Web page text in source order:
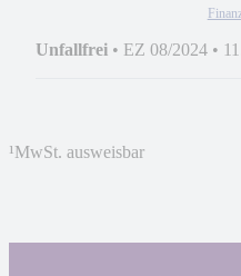
Unfallfrei • EZ 08/2024 •
¹MwSt. ausweisbar